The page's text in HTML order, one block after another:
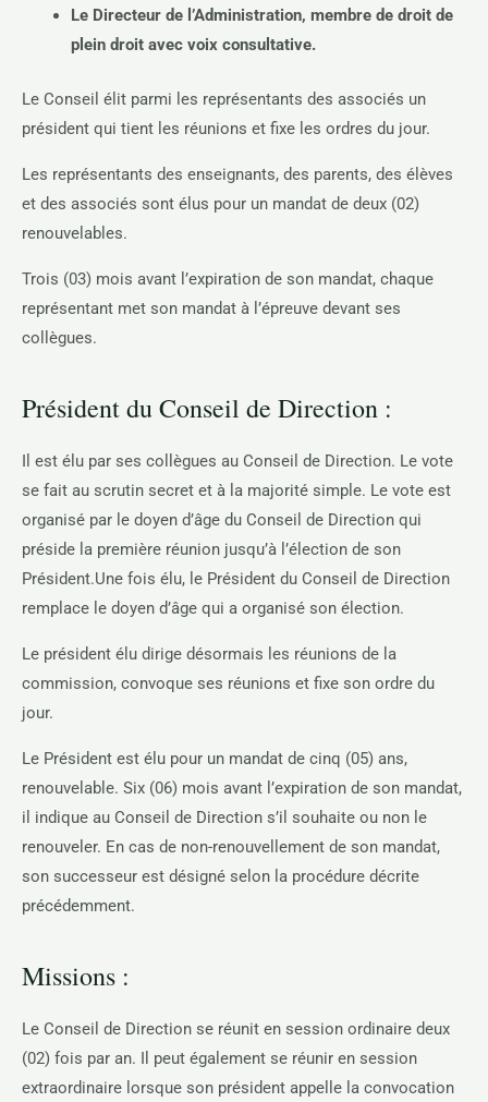
Le Directeur de l’Administration, membre de droit de
plein droit avec voix consultative.
Le Conseil élit parmi les représentants des associés un
président qui tient les réunions et fixe les ordres du jour.
Les représentants des enseignants, des parents, des élèves
et des associés sont élus pour un mandat de deux (02)
renouvelables.
Trois (03) mois avant l’expiration de son mandat, chaque
représentant met son mandat à l’épreuve devant ses
collègues.
Président du Conseil de Direction :
Il est élu par ses collègues au Conseil de Direction. Le vote
se fait au scrutin secret et à la majorité simple. Le vote est
organisé par le doyen d’âge du Conseil de Direction qui
préside la première réunion jusqu’à l’élection de son
Président.Une fois élu, le Président du Conseil de Direction
remplace le doyen d’âge qui a organisé son élection.
Le président élu dirige désormais les réunions de la
commission, convoque ses réunions et fixe son ordre du
jour.
Le Président est élu pour un mandat de cinq (05) ans,
renouvelable. Six (06) mois avant l’expiration de son mandat,
il indique au Conseil de Direction s’il souhaite ou non le
renouveler. En cas de non-renouvellement de son mandat,
son successeur est désigné selon la procédure décrite
précédemment.
Missions :
Le Conseil de Direction se réunit en session ordinaire deux
(02) fois par an. Il peut également se réunir en session
extraordinaire lorsque son président appelle la convocation